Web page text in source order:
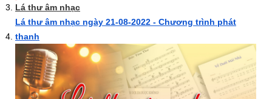
Lá thư âm nhạc
Lá thư âm nhạc ngày 21-08-2022 - Chương trình phát
thanh